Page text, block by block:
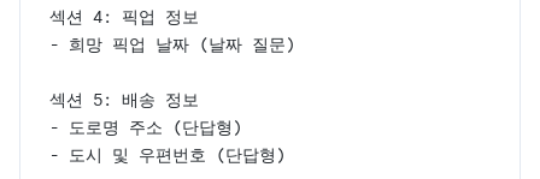
섹션 4: 픽업 정보
- 희망 픽업 날짜 (날짜 질문)
섹션 5: 배송 정보
- 도로명 주소 (단답형)
- 도시 및 우편번호 (단답형)